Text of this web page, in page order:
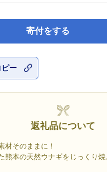
寄付をする
ー
返礼品について
材そのままに！
熊本の天然ウナギをじっくり焼